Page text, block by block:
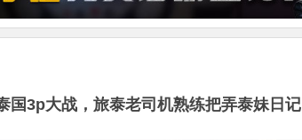
国3p大战，旅泰老司机熟练把弄泰妹日记